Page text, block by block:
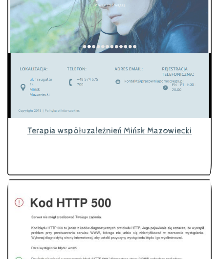
Terapia współuzależnień Mińsk Mazowiecki